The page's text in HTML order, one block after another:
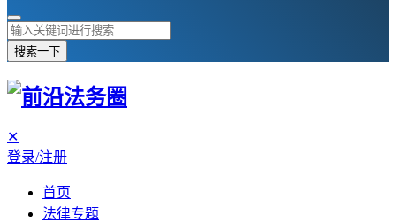
搜索一下
✕
登录/注册
首页
法律专题